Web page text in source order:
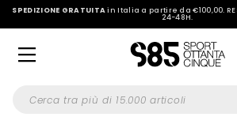
SPEDIZIONE GRATUITAin Italia a partire da €100,00.
24-48H.